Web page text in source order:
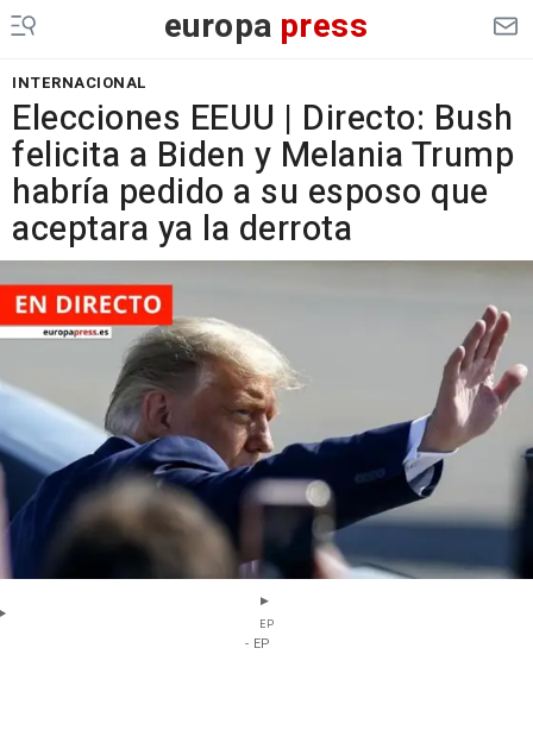
europa press
INTERNACIONAL
Elecciones EEUU | Directo: Bush
felicita a Biden y Melania Trump
habría pedido a su esposo que
aceptara ya la derrota
EP
- EP